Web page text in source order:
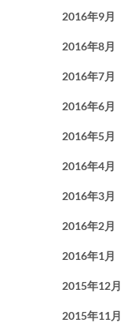
2016年9月
2016年8月
2016年7月
2016年6月
2016年5月
2016年4月
2016年3月
2016年2月
2016年1月
2015年12月
2015年11月